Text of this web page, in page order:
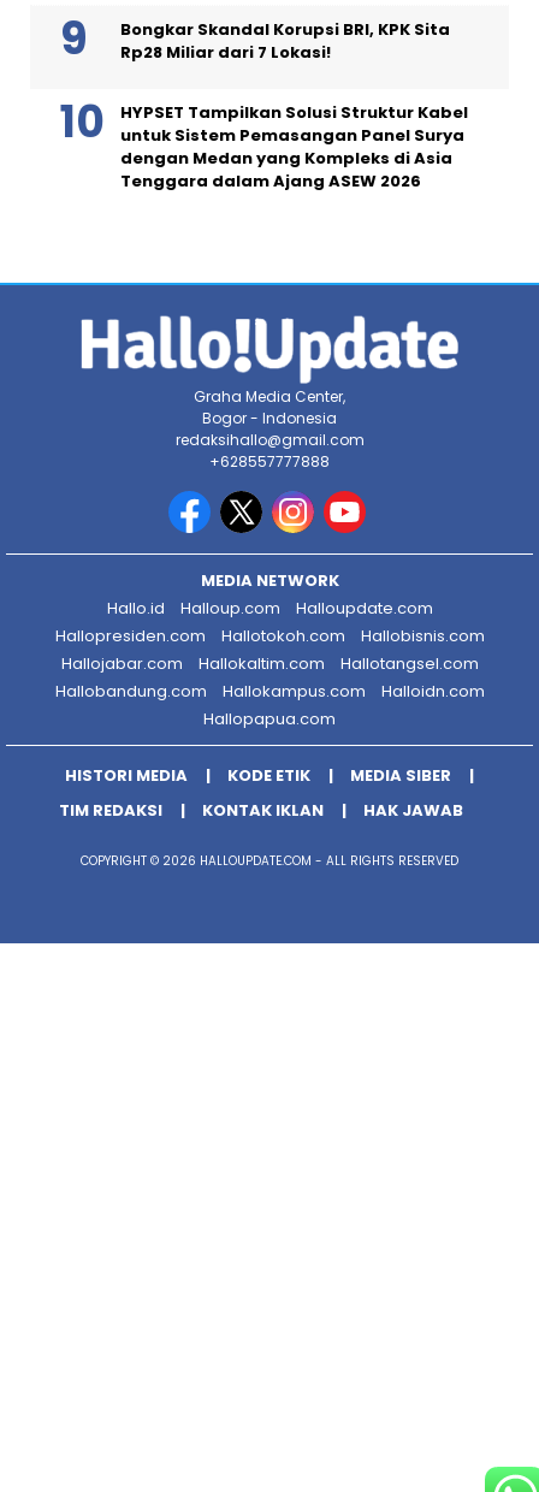
Bongkar Skandal Korupsi BRI, KPK Sita
Rp28 Miliar dari 7 Lokasi!
HYPSET Tampilkan Solusi Struktur Kabel
untuk Sistem Pemasangan Panel Surya
dengan Medan yang Kompleks di Asia
Tenggara dalam Ajang ASEW 2026
Graha Media Center,
Bogor - Indonesia
redaksihallo@gmail.com
+628557777888
MEDIA NETWORK
Hallo.id
Halloup.com
Halloupdate.com
Hallopresiden.com
Hallotokoh.com
Hallobisnis.com
Hallojabar.com
Hallokaltim.com
Hallotangsel.com
Hallobandung.com
Hallokampus.com
Halloidn.com
Hallopapua.com
HISTORI MEDIA KODE ETIK
MEDIA SIBER
TIM REDAKSI
KONTAK IKLAN HAK JAWAB
COPYRIGHT © 2026 HALLOUPDATE.COM - ALL RIGHTS RESERVED